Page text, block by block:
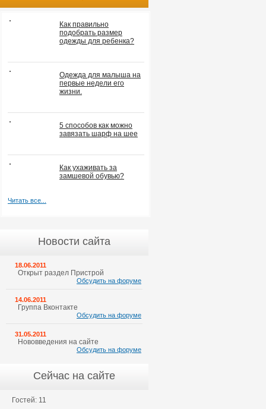
Как правильно
подобрать размер
одежды для ребенка?
Одежда для малыша на
первые недели его
жизни.
5 способов как можно
завязать шарф на шее
Как ухаживать за
замшевой обувью?
Читать все...
Новости сайта
18.06.2011
Открыт раздел Пристрой
Обсудить на форуме
14.06.2011
Группа Вконтакте
Обсудить на форуме
31.05.2011
Нововведения на сайте
Обсудить на форуме
Сейчас на сайте
Гостей: 11